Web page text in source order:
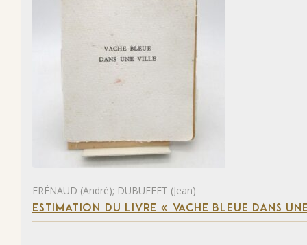
FRÉNAUD (André); DUBUFFET (Jean)
ESTIMATION DU LIVRE « VACHE BLEUE DANS